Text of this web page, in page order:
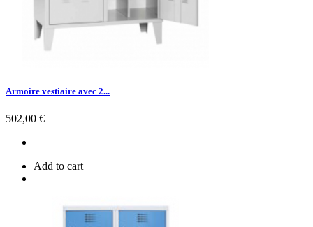
Armoire vestiaire avec 2...
Prix
502,00 €
Add to cart